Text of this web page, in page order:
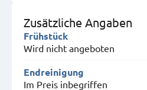
Zusätzliche Angaben
Frühstück
Wird nicht angeboten
Endreinigung
Im Preis inbegriffen